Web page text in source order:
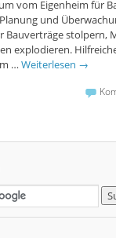
vom Eigenheim für
und
Bauverträge stolpern,
explodieren.
… Weiterlesen →